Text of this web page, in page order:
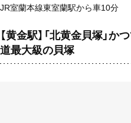
JR室蘭本線東室蘭駅から車10分
【黄金駅】「北黄金貝塚」
道最大級の貝塚